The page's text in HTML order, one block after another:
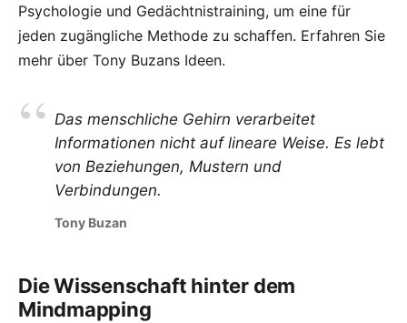
Psychologie und Gedächtnistraining, um eine für
jeden zugängliche Methode zu schaffen. Erfahren Sie
mehr über Tony Buzans Ideen.
Das menschliche Gehirn verarbeitet
Informationen nicht auf lineare Weise. Es lebt
von Beziehungen, Mustern und
Verbindungen.
Tony Buzan
Die Wissenschaft hinter dem
Mindmapping